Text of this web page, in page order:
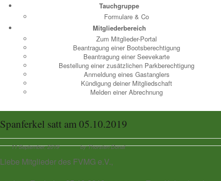
Tauchgruppe
Formulare & Co
Mitgliederbereich
Zum Mitglieder-Portal
Beantragung einer Bootsberechtigung
Beantragung einer Seevekarte
Bestellung einer zusätzlichen Parkberechtigung
Anmeldung eines Gastanglers
Kündigung deiner Mitgliedschaft
Melden einer Abrechnung
Spanferkel satt am 05.10.2019
11 September, 2019 by Thorsten Donat
Liebe Mitglieder des FVMG e.V.,